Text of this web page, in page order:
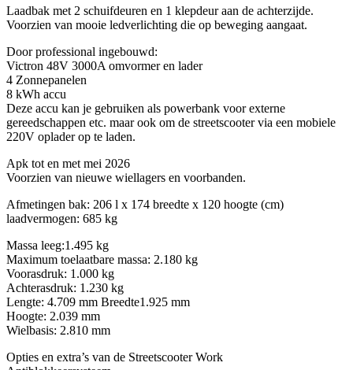
Laadbak met 2 schuifdeuren en 1 klepdeur aan de achterzijde.
Voorzien van mooie ledverlichting die op beweging aangaat.
Door professional ingebouwd:
Victron 48V 3000A omvormer en lader
4 Zonnepanelen
8 kWh accu
Deze accu kan je gebruiken als powerbank voor externe
gereedschappen etc. maar ook om de streetscooter via een mobiele
220V oplader op te laden.
Apk tot en met mei 2026
Voorzien van nieuwe wiellagers en voorbanden.
Afmetingen bak: 206 l x 174 breedte x 120 hoogte (cm)
laadvermogen: 685 kg
Massa leeg:1.495 kg
Maximum toelaatbare massa: 2.180 kg
Voorasdruk: 1.000 kg
Achterasdruk: 1.230 kg
Lengte: 4.709 mm Breedte1.925 mm
Hoogte: 2.039 mm
Wielbasis: 2.810 mm
Opties en extra’s van de Streetscooter Work